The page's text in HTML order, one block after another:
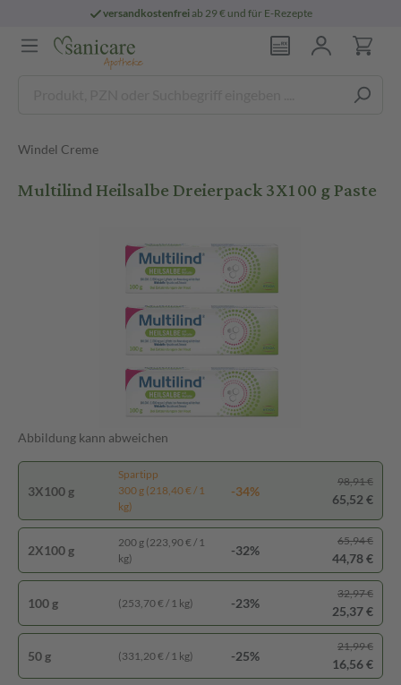
versandkostenfreiab 29 € und für E-Rezepte
Windel Creme
Multilind Heilsalbe Dreierpack 3X100 g Paste
Abbildung kann abweichen
3X100 g
Spartipp
300 g (218,40 € / 1
kg)
-34%
98,91 €
65,52 €
2X100 g
200 g (223,90 € / 1
kg)
-32%
65,94 €
44,78 €
100 g (253,70 € / 1 kg) -23%
32,97 €
25,37 €
50 g (331,20 € / 1 kg) -25%
21,99 €
16,56 €